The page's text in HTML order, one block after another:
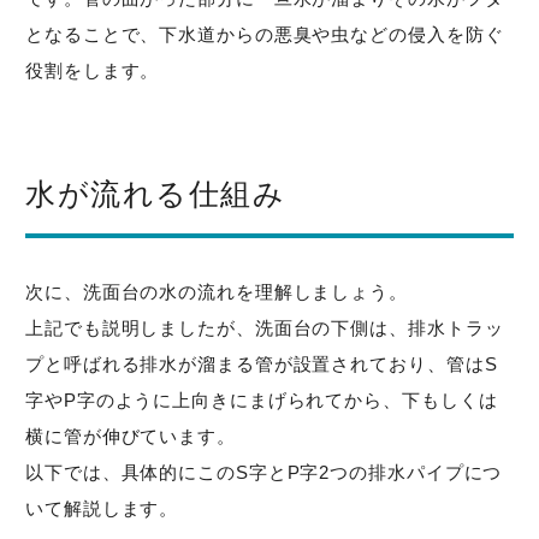
となることで、下水道からの悪臭や虫などの侵入を防ぐ
役割をします。
水が流れる仕組み
次に、洗面台の水の流れを理解しましょう。
上記でも説明しましたが、洗面台の下側は、排水トラッ
プと呼ばれる排水が溜まる管が設置されており、管はS
字やP字のように上向きにまげられてから、下もしくは
横に管が伸びています。
以下では、具体的にこのS字とP字2つの排水パイプにつ
いて解説します。